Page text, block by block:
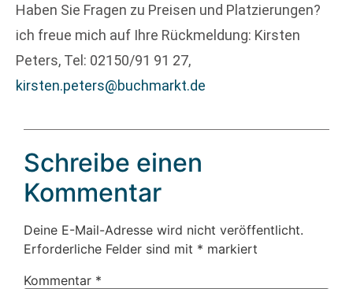
Haben Sie Fragen zu Preisen und Platzierungen?
ich freue mich auf Ihre Rückmeldung: Kirsten
Peters, Tel: 02150/91 91 27,
kirsten.peters@buchmarkt.de
Schreibe einen
Kommentar
Deine E-Mail-Adresse wird nicht veröffentlicht.
Erforderliche Felder sind mit * markiert
Kommentar *